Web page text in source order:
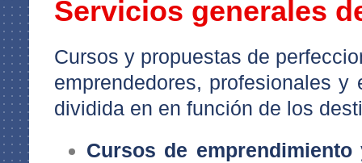
Servicios generales
Cursos y propuestas de
emprendedores, profesionales
dividida en en función de los
Cursos de